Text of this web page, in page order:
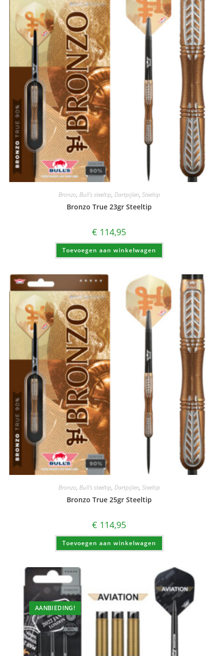
Bronzo, Bull's steeltip, Dartpijlen, Steeltip
Bronzo True 23gr Steeltip
€ 114,95
Toevoegen aan winkelwagen
Bronzo, Bull's steeltip, Dartpijlen, Steeltip
Bronzo True 25gr Steeltip
€ 114,95
Toevoegen aan winkelwagen
AANBIEDING!